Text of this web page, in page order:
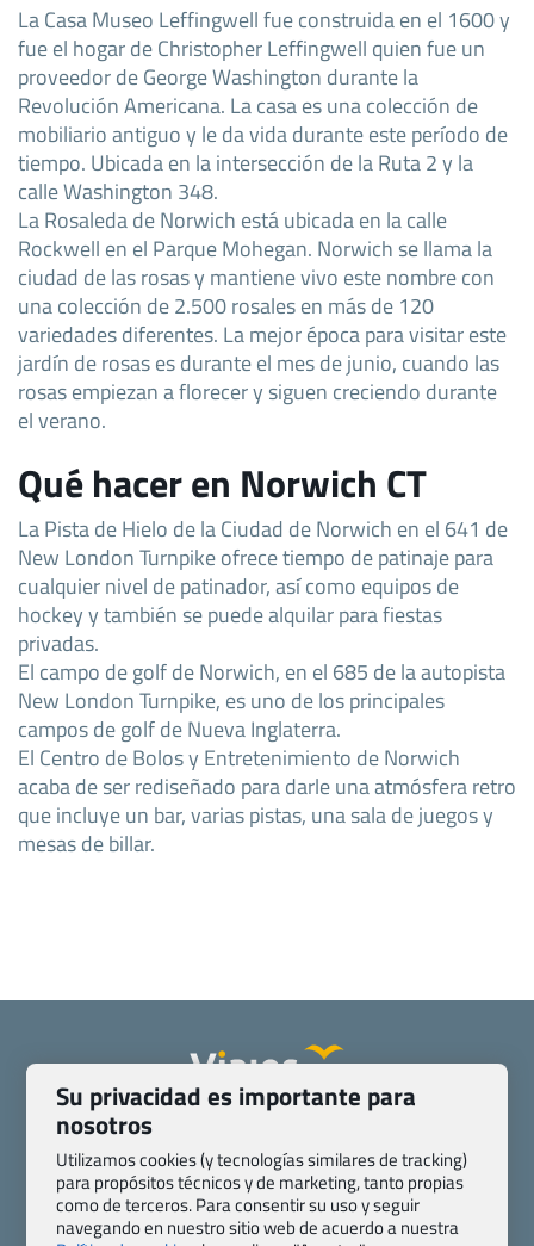
La Casa Museo Leffingwell fue construida en el 1600 y
fue el hogar de Christopher Leffingwell quien fue un
proveedor de George Washington durante la
Revolución Americana. La casa es una colección de
mobiliario antiguo y le da vida durante este período de
tiempo. Ubicada en la intersección de la Ruta 2 y la
calle Washington 348.
La Rosaleda de Norwich está ubicada en la calle
Rockwell en el Parque Mohegan. Norwich se llama la
ciudad de las rosas y mantiene vivo este nombre con
una colección de 2.500 rosales en más de 120
variedades diferentes. La mejor época para visitar este
jardín de rosas es durante el mes de junio, cuando las
rosas empiezan a florecer y siguen creciendo durante
el verano.
Qué hacer en Norwich CT
La Pista de Hielo de la Ciudad de Norwich en el 641 de
New London Turnpike ofrece tiempo de patinaje para
cualquier nivel de patinador, así como equipos de
hockey y también se puede alquilar para fiestas
privadas.
El campo de golf de Norwich, en el 685 de la autopista
New London Turnpike, es uno de los principales
campos de golf de Nueva Inglaterra.
El Centro de Bolos y Entretenimiento de Norwich
acaba de ser rediseñado para darle una atmósfera retro
que incluye un bar, varias pistas, una sala de juegos y
mesas de billar.
Pasaporte, Visado, Salud y otras disposiciones específicas
Blog de Viajes.com
Registro de agencias
Preguntas frecuentes
Condiciones generales
Su privacidad es importante para
nosotros
Utilizamos cookies (y tecnologías similares de tracking)
para propósitos técnicos y de marketing, tanto propias
como de terceros. Para consentir su uso y seguir
navegando en nuestro sitio web de acuerdo a nuestra